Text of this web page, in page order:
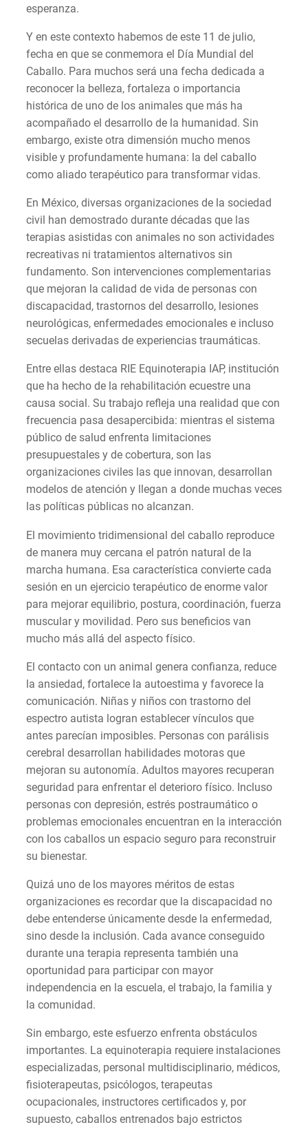
esperanza.
Y en este contexto habemos de este 11 de julio,
fecha en que se conmemora el Día Mundial del
Caballo. Para muchos será una fecha dedicada a
reconocer la belleza, fortaleza o importancia
histórica de uno de los animales que más ha
acompañado el desarrollo de la humanidad. Sin
embargo, existe otra dimensión mucho menos
visible y profundamente humana: la del caballo
como aliado terapéutico para transformar vidas.
En México, diversas organizaciones de la sociedad
civil han demostrado durante décadas que las
terapias asistidas con animales no son actividades
recreativas ni tratamientos alternativos sin
fundamento. Son intervenciones complementarias
que mejoran la calidad de vida de personas con
discapacidad, trastornos del desarrollo, lesiones
neurológicas, enfermedades emocionales e incluso
secuelas derivadas de experiencias traumáticas.
Entre ellas destaca RIE Equinoterapia IAP, institución
que ha hecho de la rehabilitación ecuestre una
causa social. Su trabajo refleja una realidad que con
frecuencia pasa desapercibida: mientras el sistema
público de salud enfrenta limitaciones
presupuestales y de cobertura, son las
organizaciones civiles las que innovan, desarrollan
modelos de atención y llegan a donde muchas veces
las políticas públicas no alcanzan.
El movimiento tridimensional del caballo reproduce
de manera muy cercana el patrón natural de la
marcha humana. Esa característica convierte cada
sesión en un ejercicio terapéutico de enorme valor
para mejorar equilibrio, postura, coordinación, fuerza
muscular y movilidad. Pero sus beneficios van
mucho más allá del aspecto físico.
El contacto con un animal genera confianza, reduce
la ansiedad, fortalece la autoestima y favorece la
comunicación. Niñas y niños con trastorno del
espectro autista logran establecer vínculos que
antes parecían imposibles. Personas con parálisis
cerebral desarrollan habilidades motoras que
mejoran su autonomía. Adultos mayores recuperan
seguridad para enfrentar el deterioro físico. Incluso
personas con depresión, estrés postraumático o
problemas emocionales encuentran en la interacción
con los caballos un espacio seguro para reconstruir
su bienestar.
Quizá uno de los mayores méritos de estas
organizaciones es recordar que la discapacidad no
debe entenderse únicamente desde la enfermedad,
sino desde la inclusión. Cada avance conseguido
durante una terapia representa también una
oportunidad para participar con mayor
independencia en la escuela, el trabajo, la familia y
la comunidad.
Sin embargo, este esfuerzo enfrenta obstáculos
importantes. La equinoterapia requiere instalaciones
especializadas, personal multidisciplinario, médicos,
fisioterapeutas, psicólogos, terapeutas
ocupacionales, instructores certificados y, por
supuesto, caballos entrenados bajo estrictos